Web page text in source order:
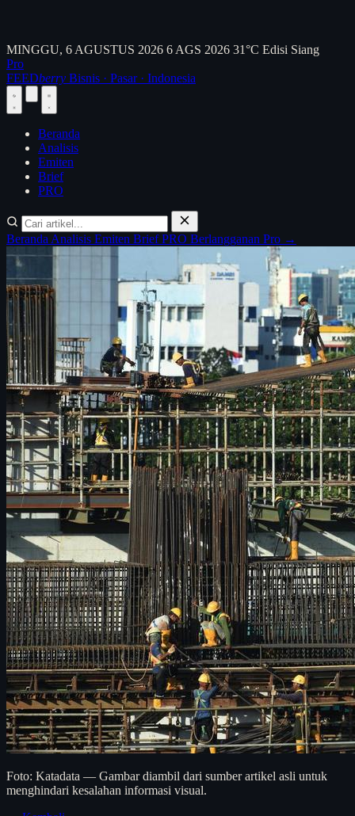
MINGGU, 6 AGUSTUS 2026 6 AGS 2026 31°C Edisi Siang
Pro
FEEDberry Bisnis · Pasar · Indonesia
Beranda
Analisis
Emiten
Brief
PRO
Beranda Analisis Emiten BriefPRO Berlangganan Pro →
Foto: Katadata — Gambar diambil dari sumber artikel asli untuk
menghindari kesalahan informasi visual.